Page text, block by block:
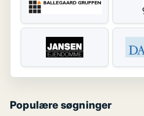
Populære søgninger